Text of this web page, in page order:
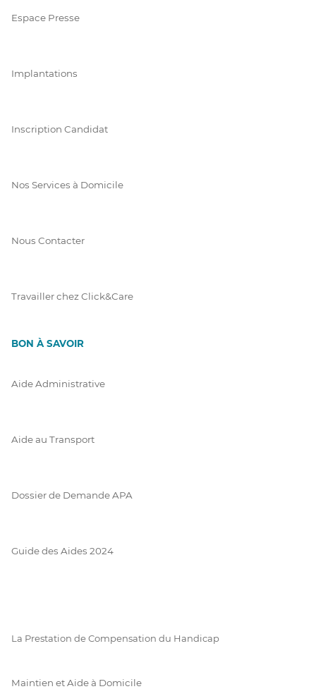
Espace Presse
Implantations
Inscription Candidat
Nos Services à Domicile
Nous Contacter
Travailler chez Click&Care
BON À SAVOIR
Aide Administrative
Aide au Transport
Dossier de Demande APA
Guide des Aides 2024
La Prestation de Compensation du Handicap
Maintien et Aide à Domicile